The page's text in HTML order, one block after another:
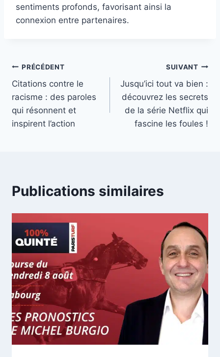
sentiments profonds, favorisant ainsi la
connexion entre partenaires.
Navigation
de
l’article
PRÉCÉDENT
Citations contre le
racisme : des paroles
qui résonnent et
inspirent l’action
SUIVANT
Jusqu’ici tout va bien :
découvrez les secrets
de la série Netflix qui
fascine les foules !
Publications similaires